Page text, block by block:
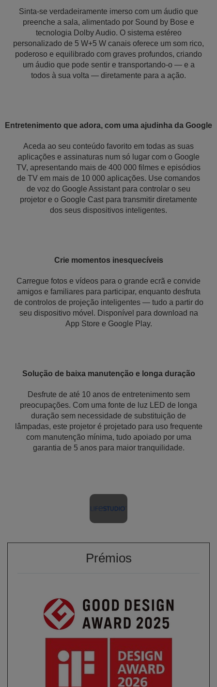
Sinta-se verdadeiramente imerso com um áudio que
preenche a sala, alimentado por Sound by Bose e
tecnologia Dolby Audio. O sistema estéreo
personalizado de 5 W+5 W canais oferece um som rico,
poderoso e equilibrado com graves profundos, criando
um áudio que pode sentir e transportando-o — e a
todos à sua volta — diretamente para a ação.
Entretenimento que adora, com uma ajudinha da Google
Aceda ao seu conteúdo favorito em todas as suas
aplicações e assinaturas num só lugar com o Google
TV, apresentando mais de 400 000 filmes e episódios
de TV em mais de 10 000 aplicações. Use comandos
de voz do Google Assistant para controlar o seu
projetor e o Google Cast para transmitir diretamente
dos seus dispositivos inteligentes.
Crie momentos inesquecíveis
Carregue fotos e vídeos para o grande ecrã e convide
amigos e familiares para participar, enquanto desfruta
de controlos de projeção inteligentes — tudo a partir do
seu dispositivo móvel. Disponível para download na
App Store e Google Play.
Solução de baixa manutenção e longa duração
Desfrute de até 10 anos de entretenimento sem
preocupações. Com uma fonte de luz LED de longa
duração sem necessidade de substituição de
lâmpadas, este projetor é projetado para uso frequente
com manutenção mínima, tudo apoiado por uma
garantia de 5 anos para maior tranquilidade.
Prémios